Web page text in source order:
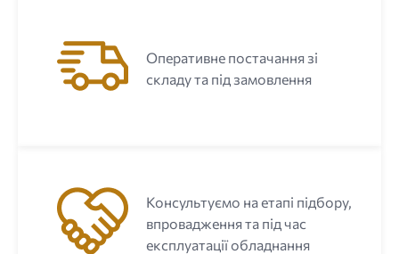
Оперативне постачання зі
складу та під замовлення
Консультуємо на етапі підбору,
впровадження та під час
експлуатації обладнання